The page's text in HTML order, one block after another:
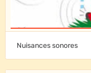
Nuisances sonores